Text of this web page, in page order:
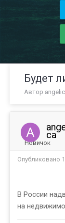
Будет
Автор
ca
Новичок
Опубликовано
В России
на